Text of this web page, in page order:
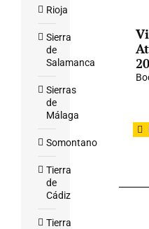
Rioja
Sierra
de
Salamanca
Sierras
de
Málaga
Somontano
Tierra
de
Cádiz
Tierra